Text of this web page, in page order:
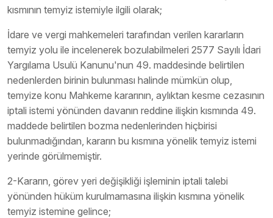
kısmının temyiz istemiyle ilgili olarak;
İdare ve vergi mahkemeleri tarafından verilen kararların
temyiz yolu ile incelenerek bozulabilmeleri 2577 Sayılı İdari
Yargılama Usulü Kanunu'nun 49. maddesinde belirtilen
nedenlerden birinin bulunması halinde mümkün olup,
temyize konu Mahkeme kararının, aylıktan kesme cezasının
iptali istemi yönünden davanın reddine ilişkin kısmında 49.
maddede belirtilen bozma nedenlerinden hiçbirisi
bulunmadığından, kararın bu kısmına yönelik temyiz istemi
yerinde görülmemiştir.
2-Kararın, görev yeri değişikliği işleminin iptali talebi
yönünden hüküm kurulmamasına ilişkin kısmına yönelik
temyiz istemine gelince;